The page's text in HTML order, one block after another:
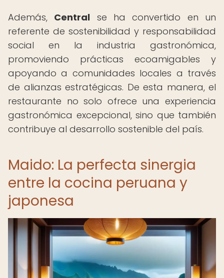
Además, Central se ha convertido en un
referente de sostenibilidad y responsabilidad
social en la industria gastronómica,
promoviendo prácticas ecoamigables y
apoyando a comunidades locales a través
de alianzas estratégicas. De esta manera, el
restaurante no solo ofrece una experiencia
gastronómica excepcional, sino que también
contribuye al desarrollo sostenible del país.
Maido: La perfecta sinergia
entre la cocina peruana y
japonesa